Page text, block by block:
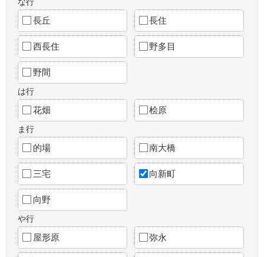
長丘 長住
西長住 野多目
野間
は行
花畑 桧原
ま行
的場 南大橋
三宅 向新町
向野
や行
屋形原 弥永